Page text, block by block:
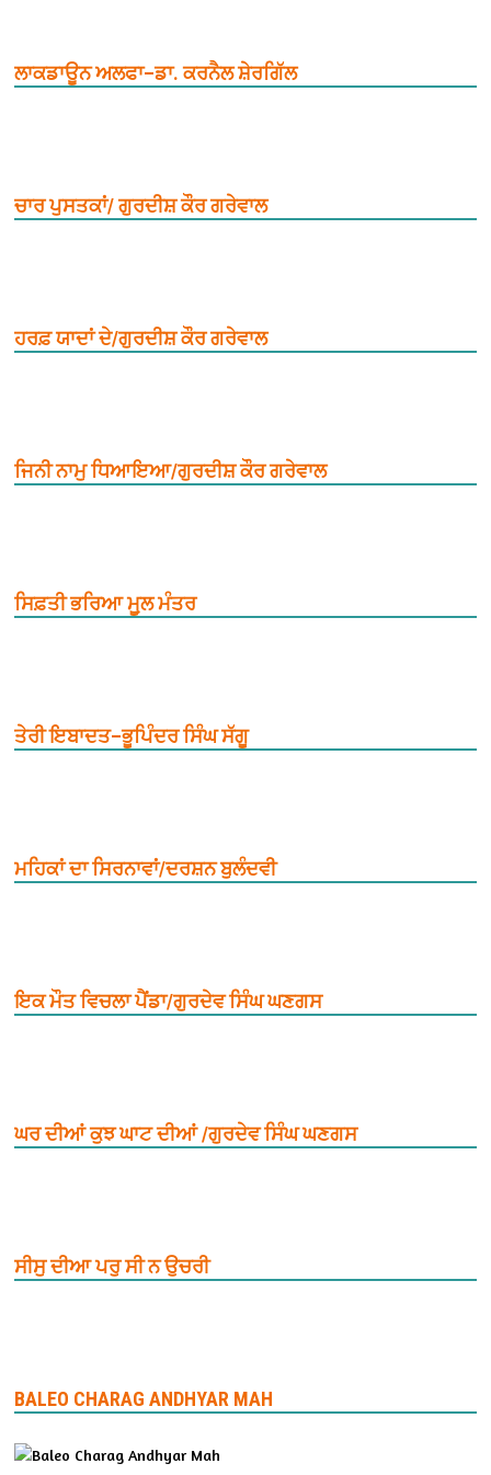
ਲਾਕਡਾਊਨ ਅਲਫਾ–ਡਾ. ਕਰਨੈਲ ਸ਼ੇਰਗਿੱਲ
ਚਾਰ ਪੁਸਤਕਾਂ/ ਗੁਰਦੀਸ਼ ਕੌਰ ਗਰੇਵਾਲ
ਹਰਫ਼ ਯਾਦਾਂ ਦੇ/ਗੁਰਦੀਸ਼ ਕੌਰ ਗਰੇਵਾਲ
ਜਿਨੀ ਨਾਮੁ ਧਿਆਇਆ/ਗੁਰਦੀਸ਼ ਕੌਰ ਗਰੇਵਾਲ
ਸਿਫ਼ਤੀ ਭਰਿਆ ਮੂ਼ਲ ਮੰਤਰ
ਤੇਰੀ ਇਬਾਦਤ–ਭੂਪਿੰਦਰ ਸਿੰਘ ਸੱਗੂ
ਮਹਿਕਾਂ ਦਾ ਸਿਰਨਾਵਾਂ/ਦਰਸ਼ਨ ਬੁਲੰਦਵੀ
ਇਕ ਮੌਤ ਵਿਚਲਾ ਪੈਂਡਾ/ਗੁਰਦੇਵ ਸਿੰਘ ਘਣਗਸ
ਘਰ ਦੀਆਂ ਕੁਝ ਘਾਟ ਦੀਆਂ /ਗੁਰਦੇਵ ਸਿੰਘ ਘਣਗਸ
ਸੀਸੁ ਦੀਆ ਪਰੁ ਸੀ ਨ ਉਚਰੀ
BALEO CHARAG ANDHYAR MAH